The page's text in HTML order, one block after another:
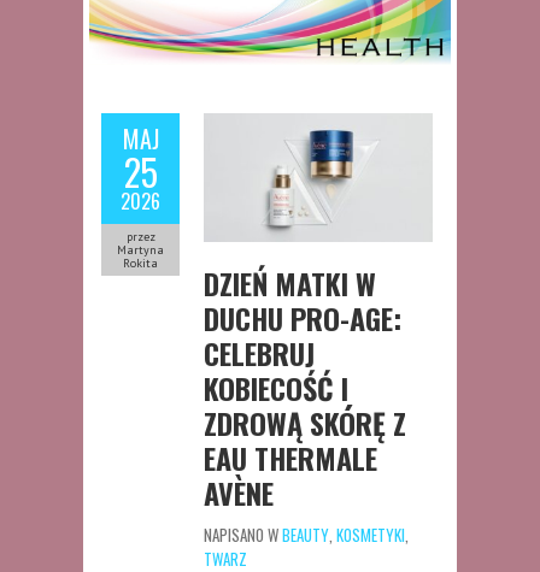
MAJ
25
2026
przez
Martyna
Rokita
DZIEŃ MATKI W
DUCHU PRO-AGE:
CELEBRUJ
KOBIECOŚĆ I
ZDROWĄ SKÓRĘ Z
EAU THERMALE
AVÈNE
NAPISANO WBEAUTY KOSMETYKI
TWARZ